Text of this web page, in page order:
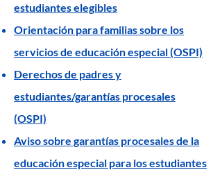
estudiantes elegibles
Orientación para familias sobre los
servicios de educación especial (OSPI)
Derechos de padres y
estudiantes/garantías procesales
(OSPI)
Aviso sobre garantías procesales de la
educación especial para los estudiantes